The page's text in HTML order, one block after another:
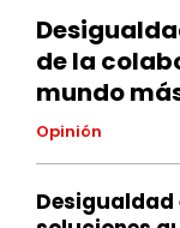
de la
mundo
Opinión
Desigualdad